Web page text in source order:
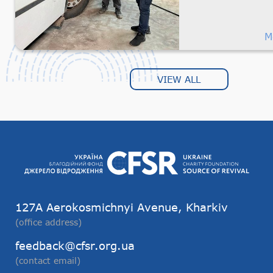
VIEW ALL
127А Aerokosmichnyi Avenue, Kharkiv
(office address)
feedback@cfsr.org.ua
(contact email)